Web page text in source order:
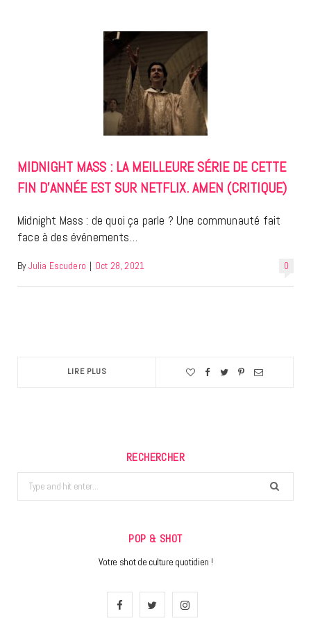
MIDNIGHT MASS : LA MEILLEURE SÉRIE DE CETTE
FIN D’ANNÉE EST SUR NETFLIX. AMEN (CRITIQUE)
Midnight Mass : de quoi ça parle ? Une communauté fait
face à des événements…
0
By Julia Escudero | Oct 28, 2021
LIRE PLUS
RECHERCHER
Search
for:
POP & SHOT
Votre shot de culture quotidien !
F
I